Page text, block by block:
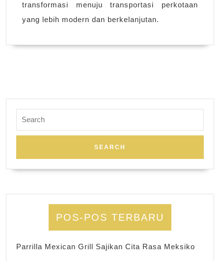
transformasi menuju transportasi perkotaan
yang lebih modern dan berkelanjutan.
for:
POS-POS TERBARU
Parrilla Mexican Grill Sajikan Cita Rasa Meksiko